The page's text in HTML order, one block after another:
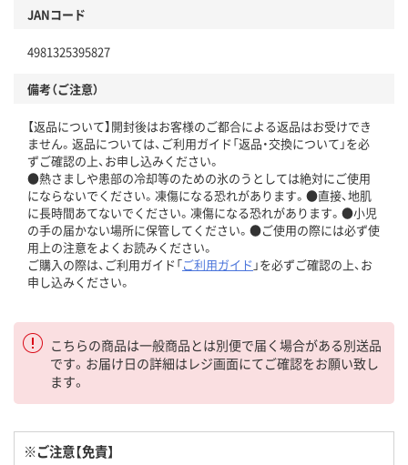
JANコード
4981325395827
備考（ご注意）
【返品について】開封後はお客様のご都合による返品はお受けでき
ません。返品については、ご利用ガイド「返品・交換について」を必
ずご確認の上、お申し込みください。
●熱さましや患部の冷却等のための氷のうとしては絶対にご使用
にならないでください。凍傷になる恐れがあります。●直接、地肌
に長時間あてないでください。凍傷になる恐れがあります。●小児
の手の届かない場所に保管してください。●ご使用の際には必ず使
用上の注意をよくお読みください。
ご購入の際は、ご利用ガイド「ご利用ガイド 」を必ずご確認の上、お
申し込みください。
こちらの商品は一般商品とは別便で届く場合がある別送品
です。お届け日の詳細はレジ画面にてご確認をお願い致し
ます。
※ご注意【免責】